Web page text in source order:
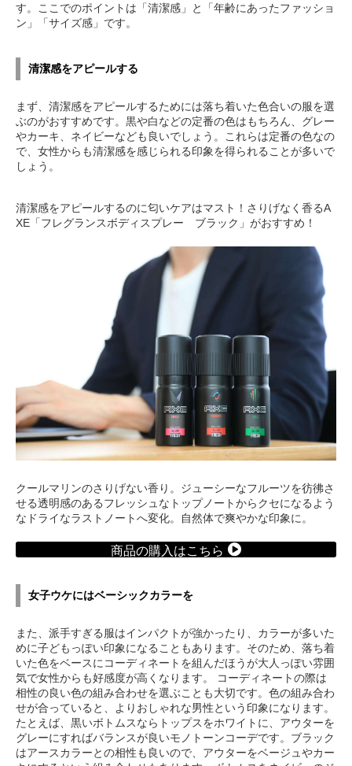
す。ここでのポイントは「清潔感」と「年齢にあったファッショ
ン」「サイズ感」です。
清潔感をアピールする
まず、清潔感をアピールするためには落ち着いた色合いの服を選
ぶのがおすすめです。黒や白などの定番の色はもちろん、グレー
やカーキ、ネイビーなども良いでしょう。これらは定番の色なの
で、女性からも清潔感を感じられる印象を得られることが多いで
しょう。
清潔感をアピールするのに匂いケアはマスト！さりげなく香るA
XE「フレグランスボディスプレー ブラック」がおすすめ！
クールマリンのさりげない香り。ジューシーなフルーツを彷彿さ
せる透明感のあるフレッシュなトップノートからクセになるよう
なドライなラストノートへ変化。自然体で爽やかな印象に。
商品の購入はこちら
女子ウケにはベーシックカラーを
また、派手すぎる服はインパクトが強かったり、カラーが多いた
めに子どもっぽい印象になることもあります。そのため、落ち着
いた色をベースにコーディネートを組んだほうが大人っぽい雰囲
気で女性からも好感度が高くなります。 コーディネートの際は
相性の良い色の組み合わせを選ぶことも大切です。色の組み合わ
せが合っていると、よりおしゃれな男性という印象になります。
たとえば、黒いボトムスならトップスをホワイトに、アウターを
グレーにすればバランスが良いモノトーンコーデです。ブラック
はアースカラーとの相性も良いので、アウターをベージュやカー